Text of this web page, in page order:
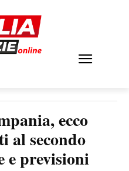
ecco
al secondo
e previsioni